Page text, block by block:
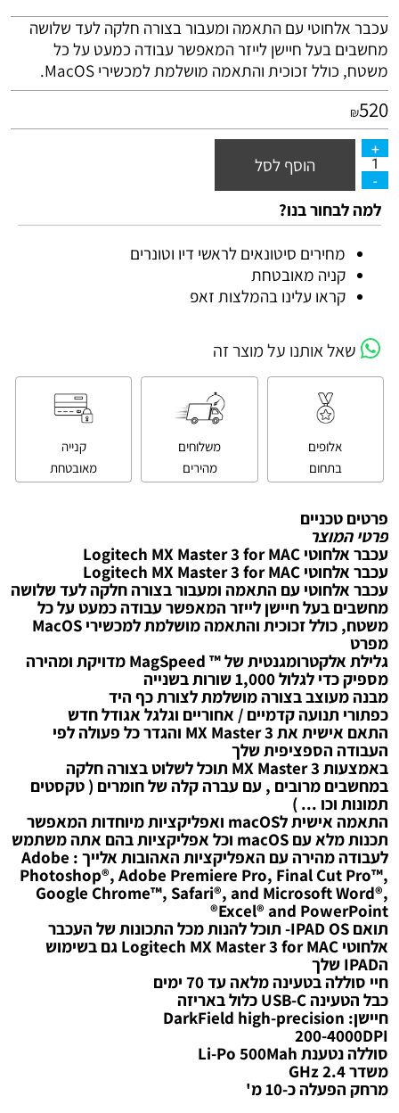
עכבר אלחוטי עם התאמה ומעבור בצורה חלקה לעד שלושה
מחשבים בעל חיישן לייזר המאפשר עבודה כמעט על כל
משטח, כולל זכוכית והתאמה מושלמת למכשירי MacOS.
₪520
הוסף לסל
למה לבחור בנו?
מחירים סיטונאים לראשי דיו וטונרים
קניה מאובטחת
קראו עלינו בהמלצות זאפ
שאל אותנו על מוצר זה
אלופים
בתחום
משלוחים
מהירים
קנייה
מאובטחת
פרטים טכניים
פרטי המוצר
עכבר אלחוטי Logitech MX Master 3 for MAC
עכבר אלחוטי Logitech MX Master 3 for MAC
עכבר אלחוטי עם התאמה ומעבור בצורה חלקה לעד שלושה
מחשבים בעל חיישן לייזר המאפשר עבודה כמעט על כל
משטח, כולל זכוכית והתאמה מושלמת למכשירי MacOS
מפרט
גלילת אלקטרומגנטית של ™ MagSpeed מדויקת ומהירה
מספיק כדי לגלול 1,000 שורות בשנייה
מבנה מעוצב בצורה מושלמת לצורת כף היד
כפתורי תנועה קדמיים / אחוריים וגלגל אגודל חדש
התאם אישית את MX Master 3 והגדר כל פעולה לפי
העבודה הספציפית שלך
באמצעות MX Master 3 תוכל לשלוט בצורה חלקה
במחשבים מרובים , עם עברה קלה של חומרים ( טקסטים
תמונות וכו ... )
התאמה אישית לmacOS ואפליקציות מיוחדות המאפשר
תכנות מלא עם macOS וכל אפליקציות בהם אתה משתמש
לעבודה מהירה עם האפליקציות האהובות אלייך : Adobe
Photoshop®, Adobe Premiere Pro, Final Cut Pro™,
Google Chrome™, Safari®, and Microsoft Word®,
Excel® and PowerPoint®
תואם IPAD OS- תוכל להנות מכל התכונות של העכבר
אלחוטי Logitech MX Master 3 for MAC גם בשימוש
הIPAD שלך
חיי סוללה בטעינה מלאה עד 70 ימים
כבל הטעינה USB-C כלול באריזה
חיישן: DarkField high-precision
200-4000DPI
סוללה נטענת Li-Po 500Mah
משדר GHz 2.4
מרחק הפעלה כ-10 מ'